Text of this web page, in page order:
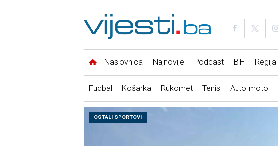
Naslovnica Najnovije Podcast BiH Regija
Fudbal Košarka Rukomet Tenis Auto-moto
OSTALI SPORTOVI